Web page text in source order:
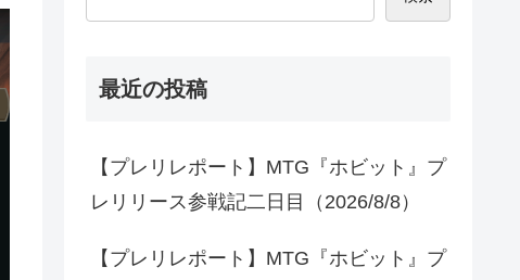
最近の投稿
【プレリレポート】MTG『ホビット』プ
レリリース参戦記二日目（2026/8/8）
【プレリレポート】MTG『ホビット』プ